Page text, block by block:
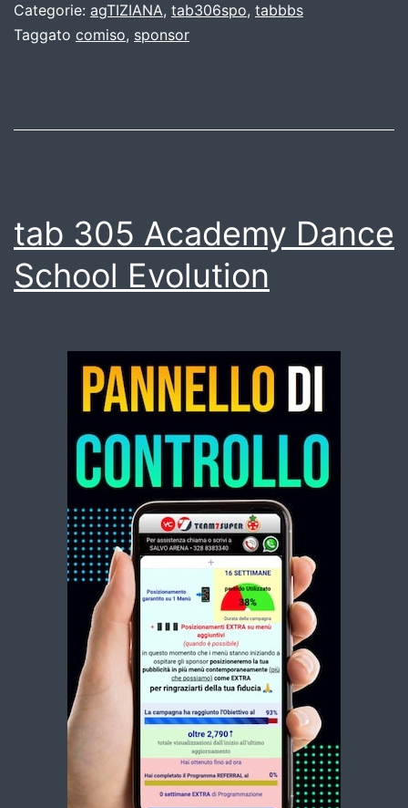
Categorie: agTIZIANA, tab306spo, tabbbs
Taggato comiso, sponsor
tab 305 Academy Dance
School Evolution